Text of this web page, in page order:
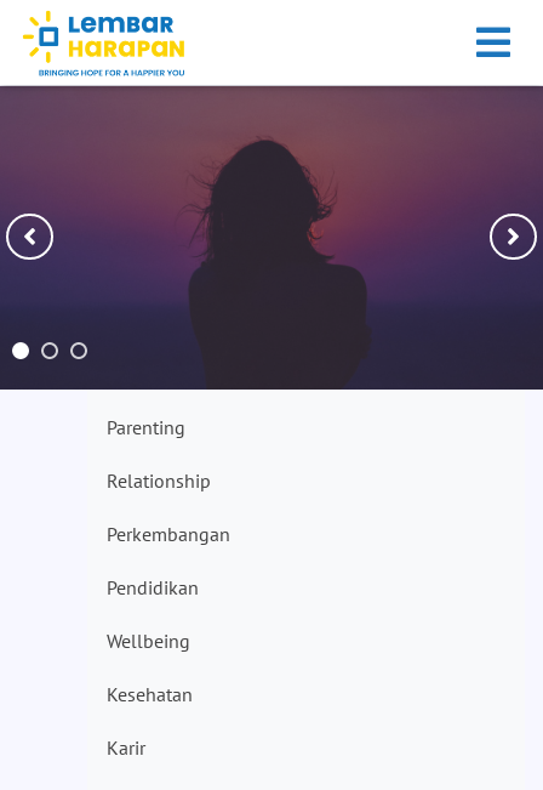
Parenting
Relationship
Perkembangan
Pendidikan
Wellbeing
Kesehatan
Karir